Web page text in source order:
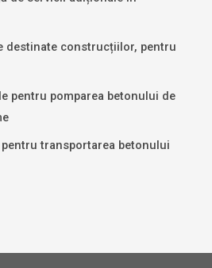
destinate construcțiilor, pentru
pentru pomparea betonului de
transportarea betonului